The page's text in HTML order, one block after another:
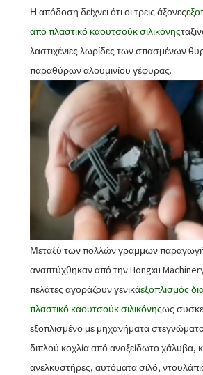
Η απόδοση δείχνει ότι οι τρεις άξονες
από πλαστικό καουτσούκ σιλικόνης
λαστιχένιες λωρίδες των σπασμένων
παραθύρων αλουμινίου γέφυρας.
Μεταξύ των πολλών γραμμών
αναπτύχθηκαν από την Hongxu
πελάτες αγοράζουν γενικάεξοπλισμός
πλαστικό καουτσούκ σιλικόνηςως
εξοπλισμένο με μηχανήματα
διπλού κοχλία από ανοξείδωτο χάλυβα,
ανελκυστήρες, αυτόματα σιλό,